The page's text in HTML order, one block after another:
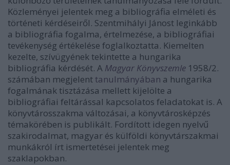
Közleményei jelentek meg a bibliográfia elméleti és
történeti kérdéseiről. Szentmihályi Jánost leginkább
a bibliográfia fogalma, értelmezése, a bibliográfiai
tevékenység értékelése foglalkoztatta. Kiemelten
kezelte, szívügyének tekintette a hungarika
bibliográfia kérdését. A Magyar Könyvszemle 1958/2.
számában megjelent tanulmányában a hungarika
fogalmának tisztázása mellett kijelölte a
bibliográfiai feltárással kapcsolatos feladatokat is. A
könyvtárosszakma változásai, a könyvtárosképzés
témakörében is publikált. Fordított idegen nyelvű
szakirodalmat, magyar és külföldi könyvtárszakmai
munkákról írt ismertetései jelentek meg
szaklapokban.